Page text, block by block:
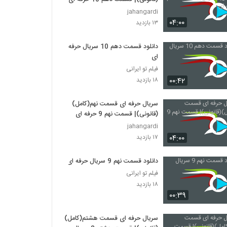
۰۴:۰۰
jahangardi
۱۳ بازدید
۰۰:۴۲
دانلود قسمت دهم 10 سریال حرفه
ای
فیلم تو ایرانی
۱۸ بازدید
۰۴:۰۰
سریال حرفه ای قسمت نهم(کامل)
(قانونی)| قسمت نهم 9 حرفه ای
jahangardi
۱۷ بازدید
۰۰:۳۹
دانلود قسمت نهم 9 سریال حرفه ای
فیلم تو ایرانی
۱۸ بازدید
سریال حرفه ای قسمت هشتم(کامل)